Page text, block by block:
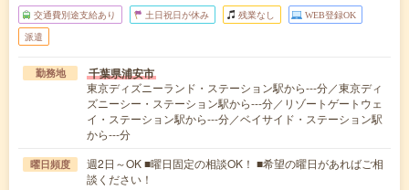
交通費別途支給あり 土日祝日が休み 残業なし WEB登録OK
派遣
勤務地 千葉県浦安市
東京ディズニーランド・ステーション駅から---分／東京ディ
ズニーシー・ステーション駅から---分／リゾートゲートウェ
イ・ステーション駅から---分／ベイサイド・ステーション駅
から---分
曜日頻度
週2日～OK ■曜日固定の相談OK！ ■希望の曜日があればご相
談ください！